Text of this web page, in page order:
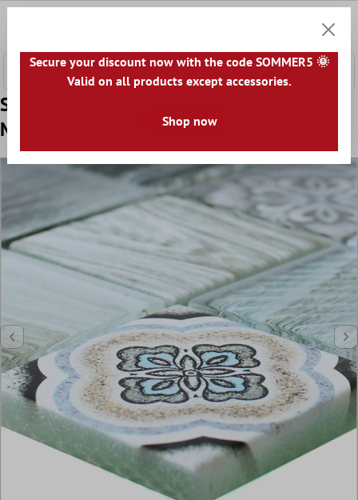
Sample Glasmozaïek Tegels Houtlook
Makarska Lichtblauw
Secure your discount now with the code SOMMER5 🌞
Valid on all products except accessories.
Shop now